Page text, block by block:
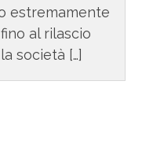
estremamente
al rilascio
società […]